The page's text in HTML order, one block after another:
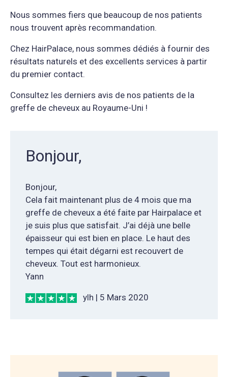
Nous sommes fiers que beaucoup de nos patients
nous trouvent après recommandation.
Chez HairPalace, nous sommes dédiés à fournir des
résultats naturels et des excellents services à partir
du premier contact.
Consultez les derniers avis de nos patients de la
greffe de cheveux au Royaume-Uni !
Bonjour,
Bonjour,
Cela fait maintenant plus de 4 mois que ma
greffe de cheveux a été faite par Hairpalace et
je suis plus que satisfait. J’ai déjà une belle
épaisseur qui est bien en place. Le haut des
tempes qui était dégarni est recouvert de
cheveux. Tout est harmonieux.
Yann
ylh | 5 Mars 2020